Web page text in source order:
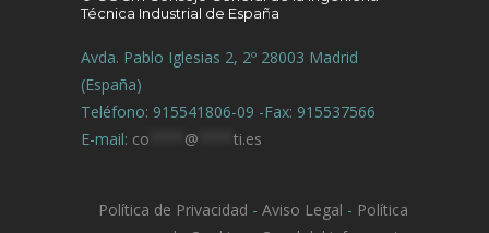
Técnica Industrial de España
Avda. Pablo Iglesias 2, 2º 28003 Madrid
(España)
Teléfono: 915541806-09 -Fax: 915537566
E-mail: co @ ti.es
Política de Privacidad - Aviso Legal - Política